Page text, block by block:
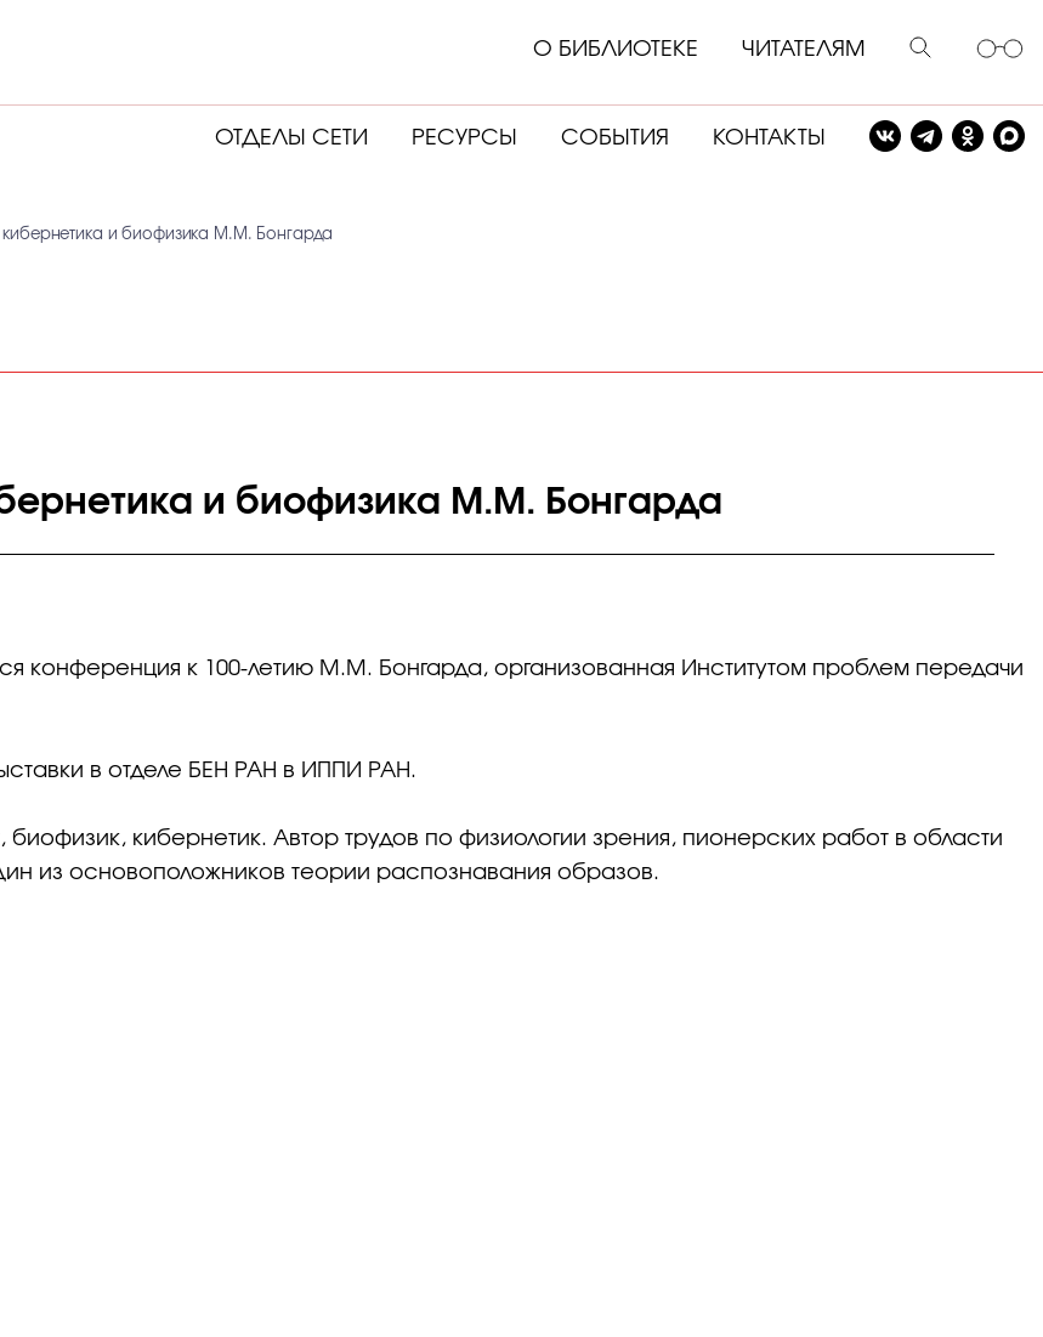
О БИБЛИОТЕКЕ ЧИТАТЕЛЯМ
ОТДЕЛЫ СЕТИ РЕСУРСЫ СОБЫТИЯ КОНТАКТЫ
кибернетика и биофизика М.М. Бонгарда
и биофизика М.М. Бонгарда
конференция к 100-летию М.М. Бонгарда, организованная Институтом проблем передачи
в отделе БЕН РАН в ИППИ РАН.
кибернетик. Автор трудов по физиологии зрения, пионерских работ в области
из основоположников теории распознавания образов.